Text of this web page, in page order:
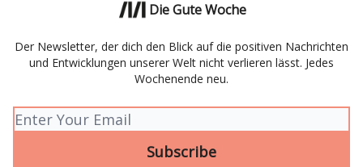
Die Gute Woche
Der Newsletter, der dich den Blick auf die positiven Nachrichten
und Entwicklungen unserer Welt nicht verlieren lässt. Jedes
Wochenende neu.